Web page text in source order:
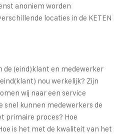
anoniem worden
locaties in de KETEN
de (eind)klant en medewerker
nou werkelijk? Zijn
wij naar een service
snel kunnen medewerkers de
primaire proces? Hoe
is het met de kwaliteit van het